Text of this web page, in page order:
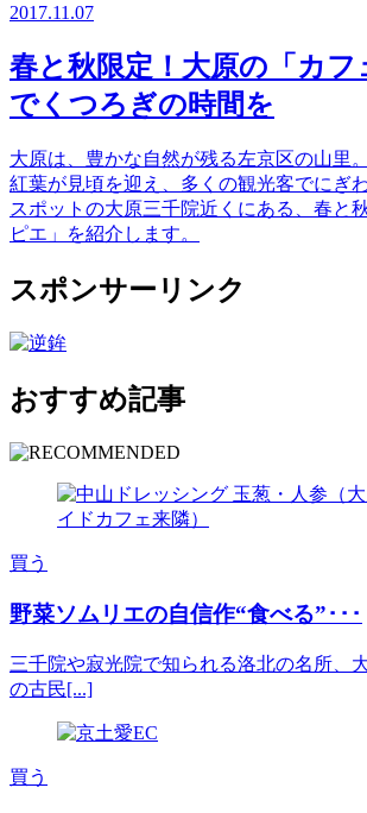
2017.11.07
春と秋限定！大原の「カフ
でくつろぎの時間を
大原は、豊かな自然が残る左京区の山里
紅葉が見頃を迎え、多くの観光客でにぎ
スポットの大原三千院近くにある、春と
ピエ」を紹介します。
スポンサーリンク
おすすめ記事
買う
野菜ソムリエの自信作“食べる”･･･
三千院や寂光院で知られる洛北の名所、
の古民[...]
買う